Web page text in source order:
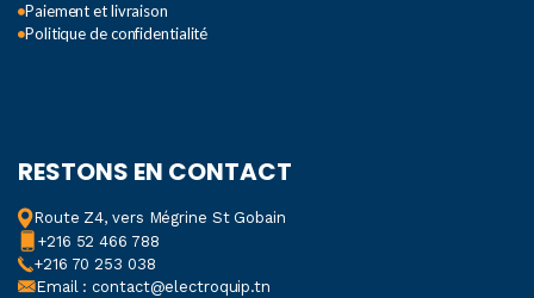
Paiement et livraison
Politique de confidentialité
RESTONS EN CONTACT
Route Z4, vers Mégrine St Gobain
+216 52 466 788
+216 70 253 038
Email : contact@electroquip.tn